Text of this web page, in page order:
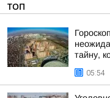
ТОП
тайну,
05:54